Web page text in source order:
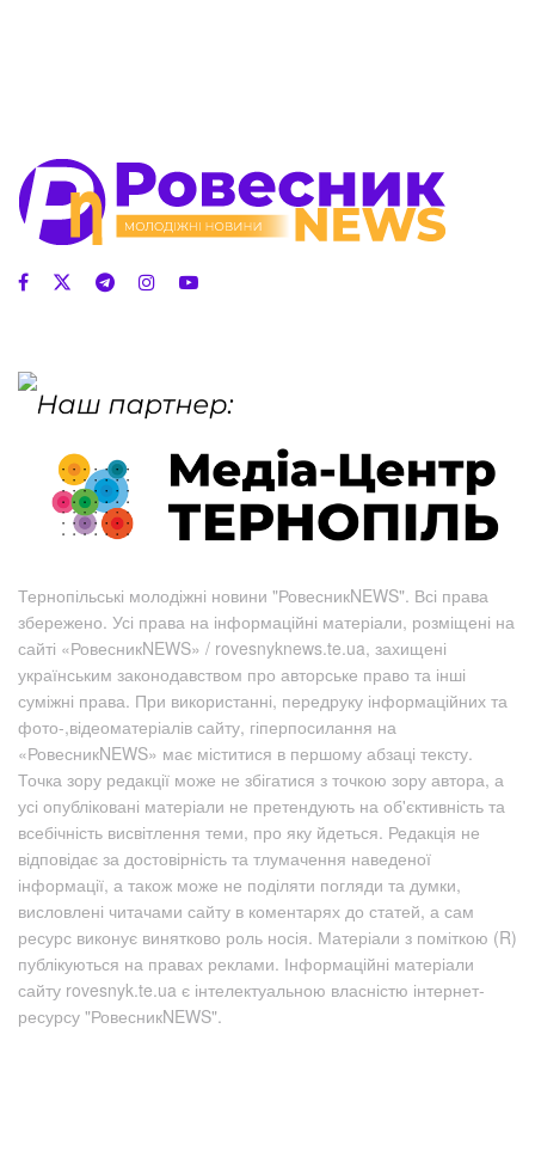
Тернопільські молодіжні новини "РовесникNEWS". Всі права
збережено. Усі права на інформаційні матеріали, розміщені на
сайті «РовесникNEWS» / rovesnyknews.te.ua, захищені
українським законодавством про авторське право та інші
суміжні права. При використанні, передруку інформаційних та
фото-,відеоматеріалів сайту, гіперпосилання на
«РовесникNEWS» має міститися в першому абзаці тексту.
Точка зору редакції може не збігатися з точкою зору автора, а
усі опубліковані матеріали не претендують на об'єктивність та
всебічність висвітлення теми, про яку йдеться. Редакція не
відповідає за достовірність та тлумачення наведеної
інформації, а також може не поділяти погляди та думки,
висловлені читачами сайту в коментарях до статей, а сам
ресурс виконує винятково роль носія. Матеріали з поміткою (R)
публікуються на правах реклами. Інформаційні матеріали
сайту rovesnyk.te.ua є інтелектуальною власністю інтернет-
ресурсу "РовесникNEWS".